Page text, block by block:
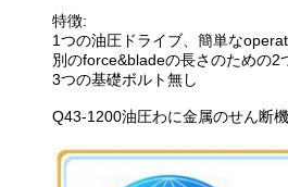
特徴:
1つの油圧ドライブ、簡単な
別のforce&bladeの長さのための2
3つの基礎ボルト無し
Q43-1200油圧わに金属のせん断